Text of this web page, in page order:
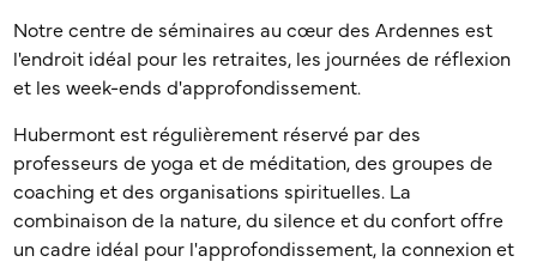
Notre centre de séminaires au cœur des Ardennes est
l'endroit idéal pour les retraites, les journées de réflexion
et les week-ends d'approfondissement.
Hubermont est régulièrement réservé par des
professeurs de yoga et de méditation, des groupes de
coaching et des organisations spirituelles. La
combinaison de la nature, du silence et du confort offre
un cadre idéal pour l'approfondissement, la connexion et